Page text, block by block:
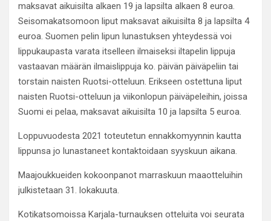
maksavat aikuisilta alkaen 19 ja lapsilta alkaen 8 euroa.
Seisomakatsomoon liput maksavat aikuisilta 8 ja lapsilta 4
euroa. Suomen pelin lipun lunastuksen yhteydessä voi
lippukaupasta varata itselleen ilmaiseksi iltapelin lippuja
vastaavan määrän ilmaislippuja ko. päivän päiväpeliin tai
torstain naisten Ruotsi-otteluun. Erikseen ostettuna liput
naisten Ruotsi-otteluun ja viikonlopun päiväpeleihin, joissa
Suomi ei pelaa, maksavat aikuisilta 10 ja lapsilta 5 euroa.
Loppuvuodesta 2021 toteutetun ennakkomyynnin kautta
lippunsa jo lunastaneet kontaktoidaan syyskuun aikana.
Maajoukkueiden kokoonpanot marraskuun maaotteluihin
julkistetaan 31. lokakuuta.
Kotikatsomoissa Karjala-turnauksen otteluita voi seurata